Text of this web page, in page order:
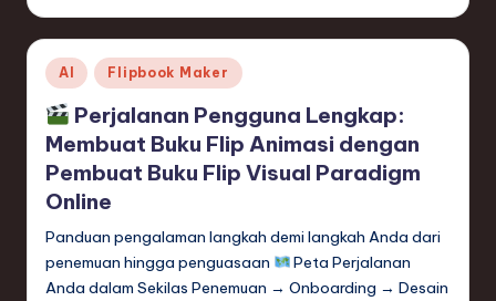
Posted
in
AI Flipbook Maker
Perjalanan Pengguna Lengkap:
Membuat Buku Flip Animasi dengan
Pembuat Buku Flip Visual Paradigm
Online
Panduan pengalaman langkah demi langkah Anda dari
penemuan hingga penguasaan
Peta Perjalanan
Anda dalam Sekilas Penemuan → Onboarding → Desain